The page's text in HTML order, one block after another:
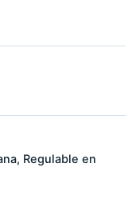
Regulable en